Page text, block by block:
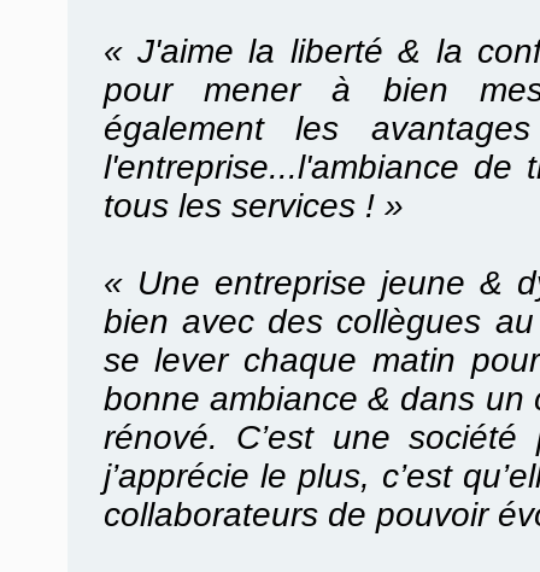
« J'aime la liberté & la
pour mener à bien
également les
l'entreprise...l'ambiance de
tous les services ! »
« Une entreprise jeune &
bien avec des collègues
se lever chaque matin
bonne ambiance & dans un
rénové. C’est une
j’apprécie le plus, c’est
collaborateurs de pouvoir